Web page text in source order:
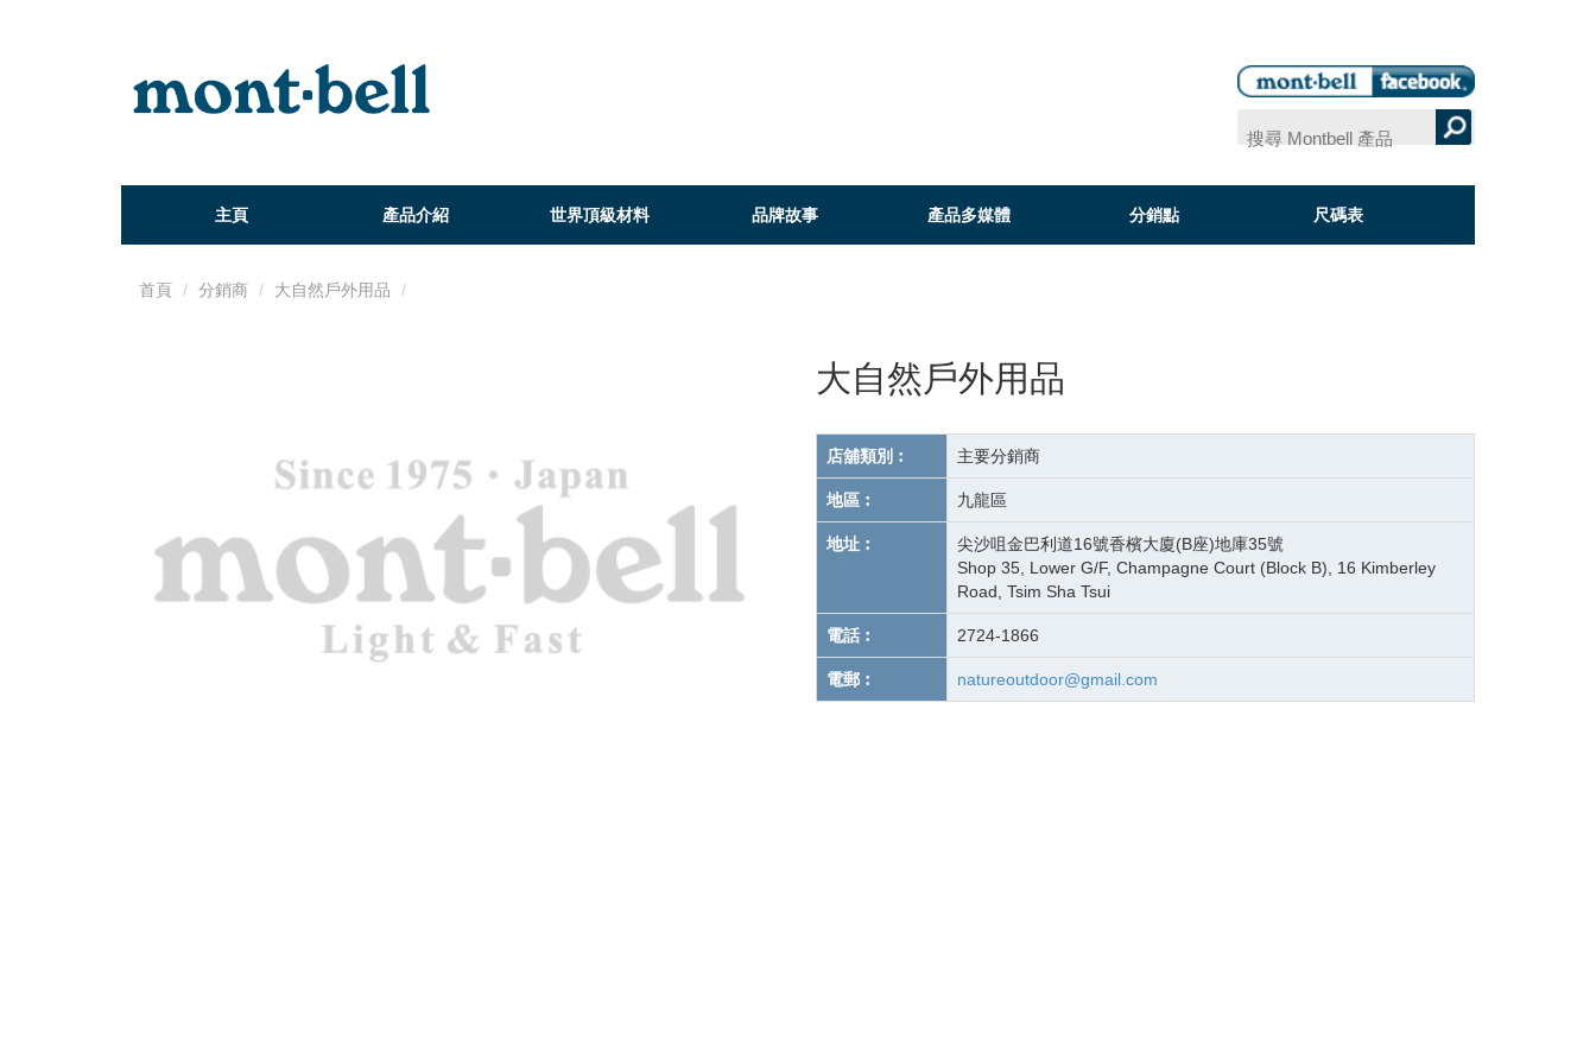
主頁 產品介紹 世界頂級材料 品牌故事 產品多媒體 分銷點 尺碼表
首頁 分銷商 大自然戶外用品
大自然戶外用品
店舖類別︰ 主要分銷商
地區︰ 九龍區
地址︰
尖沙咀金巴利道16號香檳大廈(B座)地庫35號
Shop 35, Lower G/F, Champagne Court (Block B), 16 Kimberley
Road, Tsim Sha Tsui
電話︰ 2724-1866
電郵︰ natureoutdoor@gmail.com